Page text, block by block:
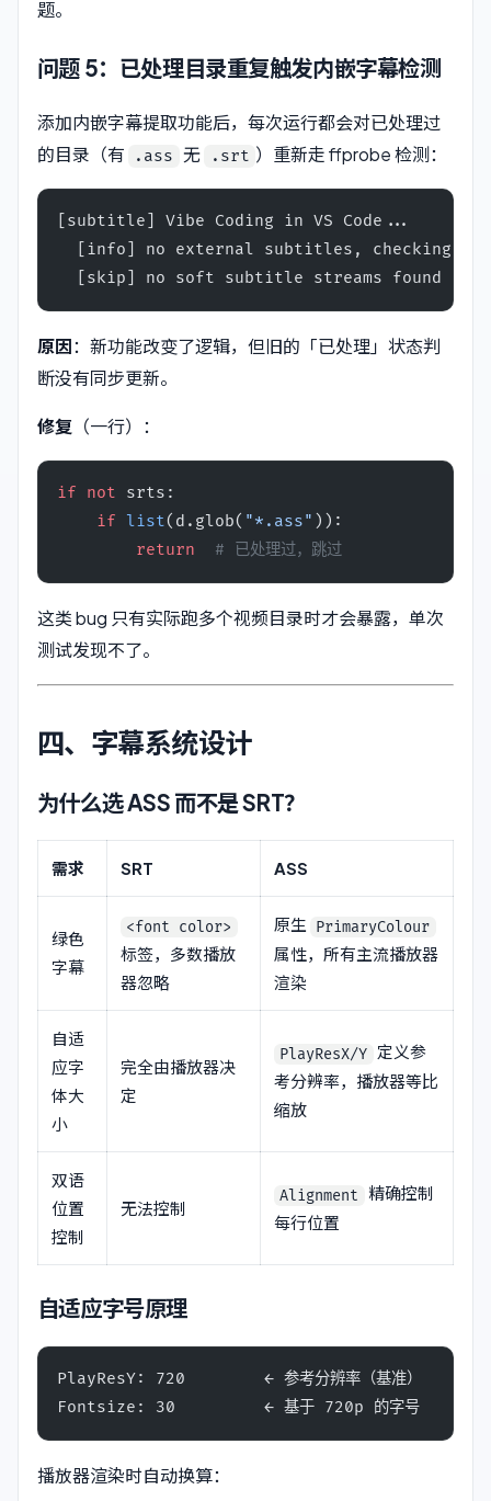
题。
问题 5：已处理目录重复触发内嵌字幕检测
添加内嵌字幕提取功能后，每次运行都会对已处理过
的目录（有
.ass 无 .srt ）重新走 ffprobe 检测：
[subtitle] Vibe Coding in VS Code...
[info] no external subtitles, checking
  [skip] no soft subtitle streams found
原因：新功能改变了逻辑，但旧的「已处理」状态判
断没有同步更新。
修复（一行）：
if not srts:
    if
list(d.glob( "*.ass" )):
        return
  # 已处理过，跳过
这类 bug 只有实际跑多个视频目录时才会暴露，单次
测试发现不了。
四、字幕系统设计
为什么选 ASS 而不是 SRT？
需求 SRT ASS
绿色
字幕
<font color>
标签，多数播放
器忽略
原生 PrimaryColour
属性，所有主流播放器
渲染
自适
应字
体大
小
完全由播放器决
定
PlayResX/Y
定义参
考分辨率，播放器等比
缩放
双语
位置
控制
无法控制
Alignment
精确控制
每行位置
自适应字号原理
PlayResY: 720        ← 参考分辨率（基准）
Fontsize: 30         ← 基于 720p 的字号
播放器渲染时自动换算：